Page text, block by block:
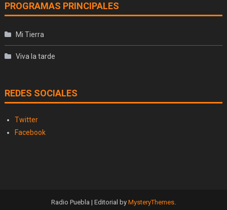
PROGRAMAS PRINCIPALES
Mi Tierra
Viva la tarde
REDES SOCIALES
Twitter
Facebook
Radio Puebla | Editorial by MysteryThemes.